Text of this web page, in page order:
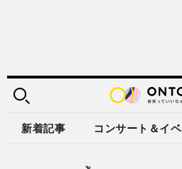
新着記事 コンサート＆イ